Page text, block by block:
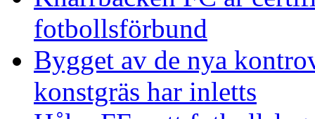
fotbollsförbund
Bygget av de nya
konstgräs har inletts